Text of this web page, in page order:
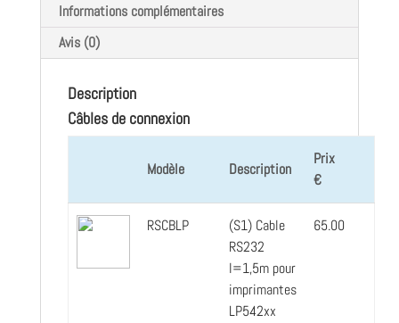
Informations complémentaires
Avis (0)
Description
Câbles de connexion
Modèle Description
Prix
€
RSCBLP
(S1) Cable
RS232
l=1,5m pour
imprimantes
LP542xx
65.00